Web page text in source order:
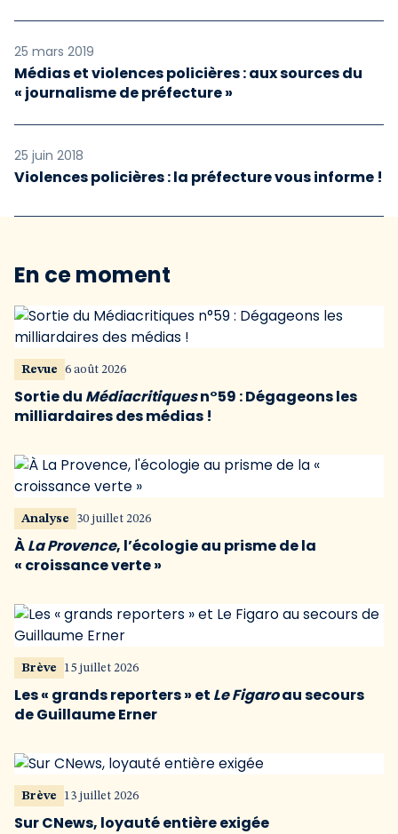
25 mars 2019
Médias et violences policières : aux sources du
« journalisme de préfecture »
25 juin 2018
Violences policières : la préfecture vous informe !
En ce moment
Revue 6 août 2026
Sortie du Médiacritiquesn°59 : Dégageons les
milliardaires des médias !
Analyse 30 juillet 2026
ÀLa Provence, l’écologie au prisme de la
« croissance verte »
Brève 15 juillet 2026
Les « grands reporters » et Le Figaroau secours
de Guillaume Erner
Brève 13 juillet 2026
Sur CNews, loyauté entière exigée